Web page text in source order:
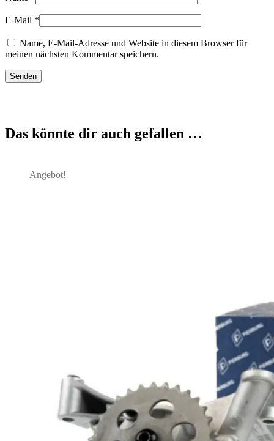
E-Mail *
Name, E-Mail-Adresse und Website in diesem Browser für
meinen nächsten Kommentar speichern.
Das könnte dir auch gefallen …
Angebot!